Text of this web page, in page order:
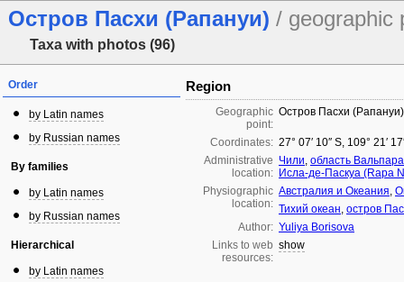
Остров Пасхи (Рапануи) / geographic
Taxa with photos (96)
Order
by Latin names
by Russian names
By families
by Latin names
by Russian names
Hierarchical
by Latin names
Region
Geographic
point:
Остров Пасхи (Рапануи)
Coordinates: 27° 07′ 10″ S, 109° 21′
Administrative
location:
Чили, область
Исла-де-Паскуа (Rapa
Physiographic
location:
Австралия и Океания,
Тихий океан, остров
Author: Yuliya Borisova
Links to web
resources:
show